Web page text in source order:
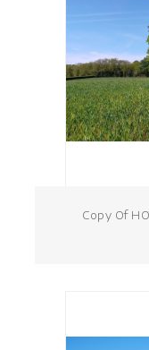
Copy Of